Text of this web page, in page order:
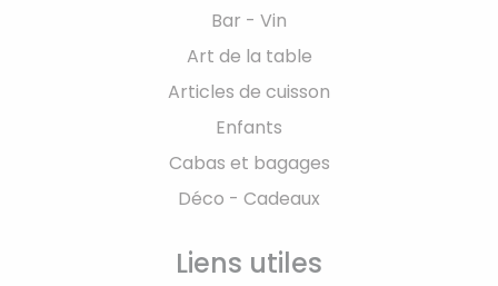
Bar - Vin
Art de la table
Articles de cuisson
Enfants
Cabas et bagages
Déco - Cadeaux
Liens utiles